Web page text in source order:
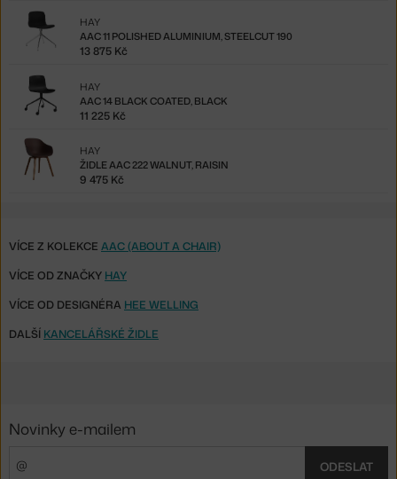
AAC 11 POLISHED ALUMINIUM, STEELCUT 190
HAY
13 875 Kč
AAC 14 BLACK COATED, BLACK
HAY
11 225 Kč
ŽIDLE AAC 222 WALNUT, RAISIN
HAY
9 475 Kč
VÍCE Z KOLEKCE AAC (ABOUT A CHAIR)
VÍCE OD ZNAČKY HAY
VÍCE OD DESIGNÉRA HEE WELLING
DALŠÍ KANCELÁŘSKÉ ŽIDLE
Novinky e-mailem
ODESLAT